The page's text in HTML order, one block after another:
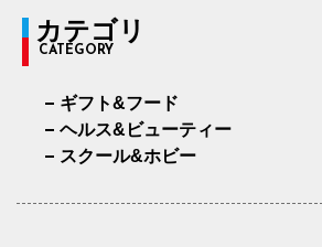
カテゴリ
CATEGORY
ギフト&フード
ヘルス&ビューティー
スクール&ホビー